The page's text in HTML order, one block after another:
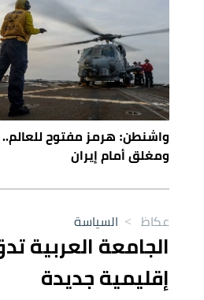
واشنطن: هرمز مفتوح للعالم..
ومغلق أمام إيران
عكاظ > السياسة
الجامعة العربية
إقليمية جديدة